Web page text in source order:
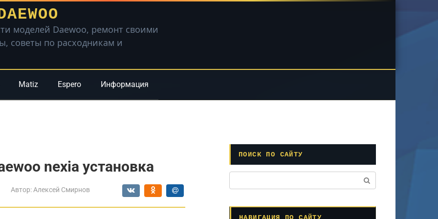
моделей Daewoo, ремонт своими
советы по расходникам и
Matiz Espero Информация
nexia установка
Автор: Алексей Смирнов
ПОИСК ПО САЙТУ